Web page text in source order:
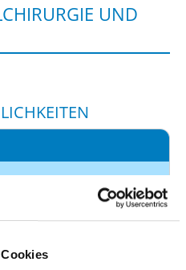
UND
Berufsgenossenschaftliche
(AM09)
von Gutachten